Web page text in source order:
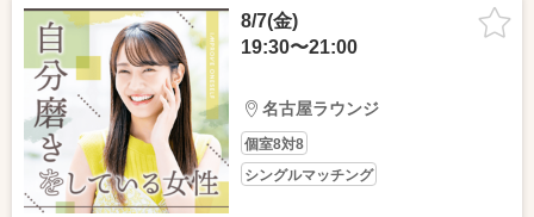
8/7(金)
19:30〜21:00
名古屋ラウンジ
個室8対8
シングルマッチング